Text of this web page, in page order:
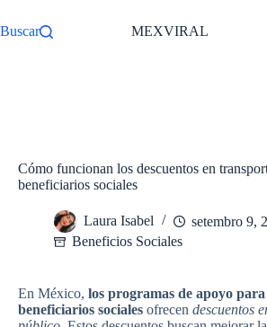
para
o
Buscar MEXVIRAL
Cómo funcionan los descuentos en
beneficiarios sociales
Laura Isabel
setembro 9,
Beneficios Sociales
En México, los programas de apoyo para
beneficiarios sociales ofrecen descuentos